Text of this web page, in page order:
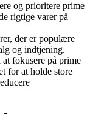
og prioritere prime
rigtige varer på
der er populære
og indtjening.
at fokusere på prime
for at holde store